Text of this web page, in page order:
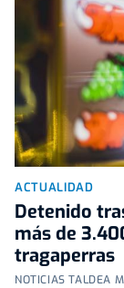
ACTUALIDAD
Detenido
más de
tragaperras
NOTICIAS TALDEA